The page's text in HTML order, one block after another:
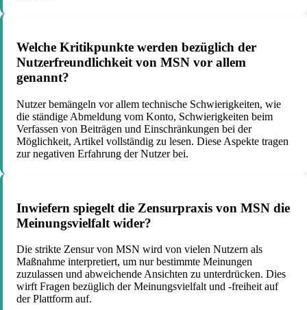
Welche Kritikpunkte werden bezüglich der
Nutzerfreundlichkeit von MSN vor allem
genannt?
Nutzer bemängeln vor allem technische Schwierigkeiten, wie
die ständige Abmeldung vom Konto, Schwierigkeiten beim
Verfassen von Beiträgen und Einschränkungen bei der
Möglichkeit, Artikel vollständig zu lesen. Diese Aspekte tragen
zur negativen Erfahrung der Nutzer bei.
Inwiefern spiegelt die Zensurpraxis von MSN die
Meinungsvielfalt wider?
Die strikte Zensur von MSN wird von vielen Nutzern als
Maßnahme interpretiert, um nur bestimmte Meinungen
zuzulassen und abweichende Ansichten zu unterdrücken. Dies
wirft Fragen bezüglich der Meinungsvielfalt und -freiheit auf
der Plattform auf.